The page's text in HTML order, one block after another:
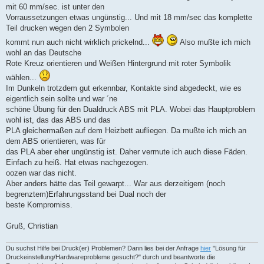
mit 60 mm/sec. ist unter den
Vorraussetzungen etwas ungünstig... Und mit 18 mm/sec das komplette
Teil drucken wegen den 2 Symbolen
kommt nun auch nicht wirklich prickelnd...
Also mußte ich mich
wohl an das Deutsche
Rote Kreuz orientieren und Weißen Hintergrund mit roter Symbolik
wählen...
Im Dunkeln trotzdem gut erkennbar, Kontakte sind abgedeckt, wie es
eigentlich sein sollte und war ´ne
schöne Übung für den Dualdruck ABS mit PLA. Wobei das Hauptproblem
wohl ist, das das ABS und das
PLA gleichermaßen auf dem Heizbett aufliegen. Da mußte ich mich an
dem ABS orientieren, was für
das PLA aber eher ungünstig ist. Daher vermute ich auch diese Fäden.
Einfach zu heiß. Hat etwas nachgezogen.
oozen war das nicht.
Aber anders hätte das Teil gewarpt... War aus derzeitigem (noch
begrenztem)Erfahrungsstand bei Dual noch der
beste Kompromiss.
Gruß, Christian
Du suchst Hilfe bei Druck(er) Problemen? Dann lies bei der Anfrage hier "Lösung für
Druckeinstellung/Hardwareprobleme gesucht?" durch und beantworte die